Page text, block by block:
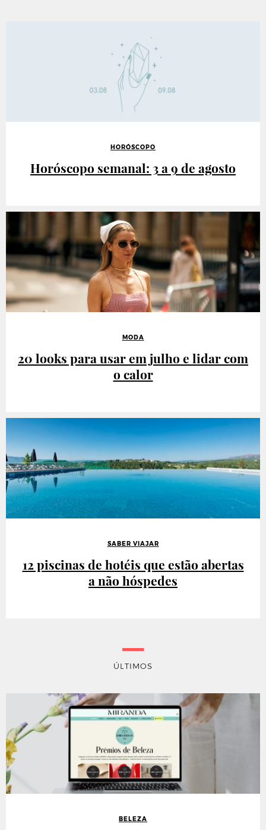
HORÓSCOPO
Horóscopo semanal: 3 a 9 de agosto
MODA
20 looks para usar em julho e lidar com
o calor
SABER VIAJAR
12 piscinas de hotéis que estão abertas
a não hóspedes
ÚLTIMOS
BELEZA